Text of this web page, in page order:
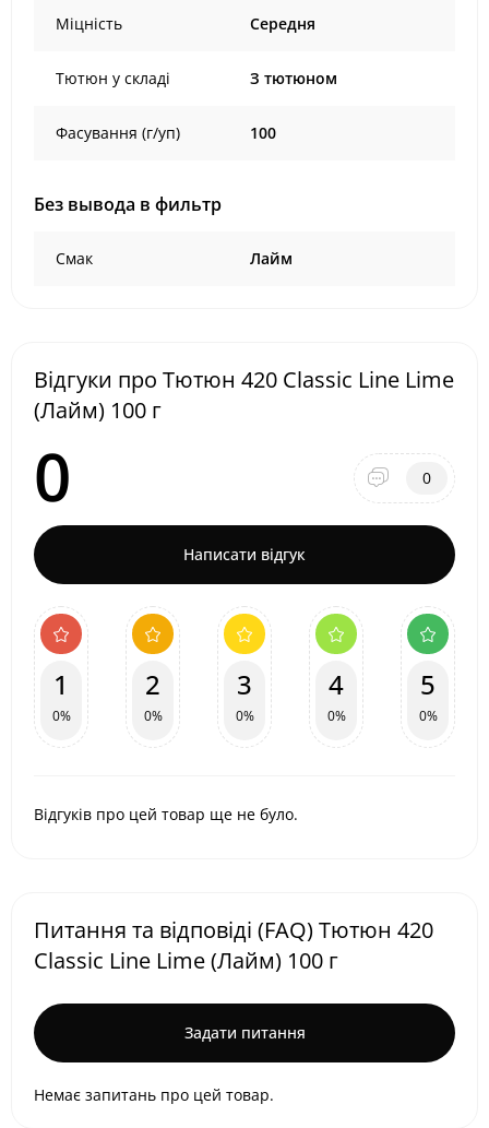
Міцність Середня
Тютюн у складі З тютюном
Фасування (г/уп) 100
Без вывода в фильтр
Смак Лайм
Відгуки про Тютюн 420 Classic Line Lime
(Лайм) 100 г
0 0
Написати відгук
1
0%
2
0%
3
0%
4
0%
5
0%
Відгуків про цей товар ще не було.
Питання та відповіді (FAQ) Тютюн 420
Classic Line Lime (Лайм) 100 г
Задати питання
Немає запитань про цей товар.